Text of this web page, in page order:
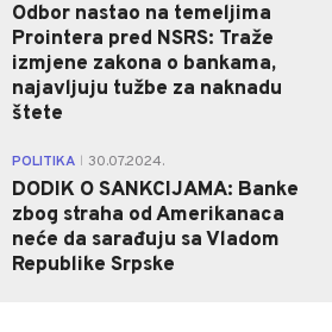
Odbor nastao na temeljima
Prointera pred NSRS: Traže
izmjene zakona o bankama,
najavljuju tužbe za naknadu
štete
POLITIKA 30.07.2024.
DODIK O SANKCIJAMA: Banke
zbog straha od Amerikanaca
neće da sarađuju sa Vladom
Republike Srpske